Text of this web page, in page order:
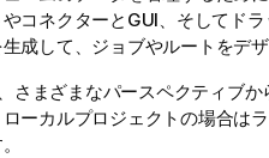
コネクターとGUI、そしてド
成して、ジョブやルートをデザ
さまざまなパースペクティブ
ーカルプロジェクトの場合は